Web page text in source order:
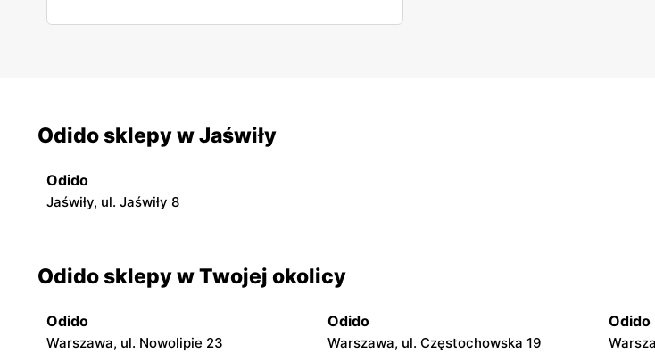
Odido sklepy w Jaświły
Odido
Jaświły, ul. Jaświły 8
Odido sklepy w Twojej okolicy
Odido
Warszawa, ul. Nowolipie 23
Odido
Warszawa, ul. Częstochowska 19
Odido